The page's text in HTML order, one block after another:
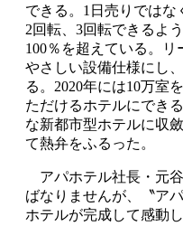
できる。1日売りではな
2回転、3回転できるよ
100％を超えている。
やさしい設備仕様にし
る。2020年には10万室
ただけるホテルにでき
な新都市型ホテルに収
て熱弁をふるった。
アパホテル社長・元
ばなりませんが、〝ア
ホテルが完成して感動